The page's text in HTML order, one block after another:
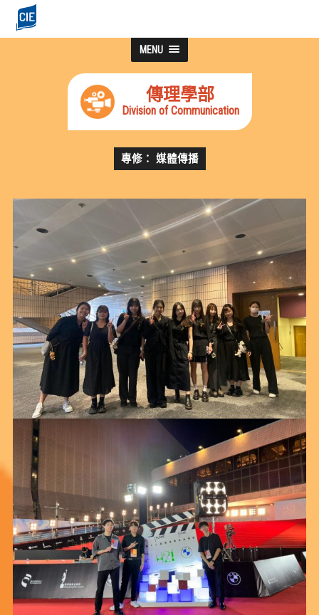
MENU
傳理學部
Division of Communication
專修： 媒體傳播